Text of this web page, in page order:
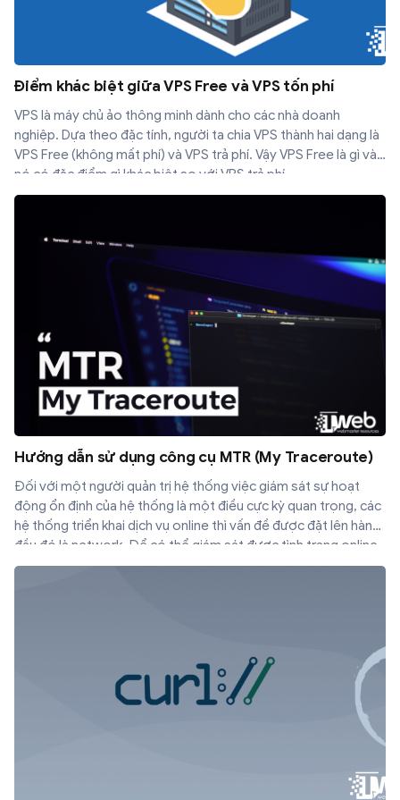
Điểm khác biệt giữa VPS Free và VPS tốn phí
VPS là máy chủ ảo thông minh dành cho các nhà doanh
nghiệp. Dựa theo đặc tính, người ta chia VPS thành hai dạng là
VPS Free (không mất phí) và VPS trả phí. Vậy VPS Free là gì và
nó có đặc điểm gì khác biệt so với VPS trả phí.
Hướng dẫn sử dụng công cụ MTR (My Traceroute)
Đối với một người quản trị hệ thống việc giám sát sự hoạt
động ổn định của hệ thống là một điều cực kỳ quan trọng, các
hệ thống triển khai dịch vụ online thì vấn đề được đặt lên hàng
đầu đó là network. Để có thể giám sát được tình trạng online,
các package gửi/nhận thông thường quản trị hệ thống sử dụng
sử dụng các tool chuyên dụng cho việc phân tích mạng. Sau
đây sẽ hướng dẫn các bạn sử dụng công cụ mtr (my
traceroute) để thực hiện đánh giá, phân tích trạng thái của